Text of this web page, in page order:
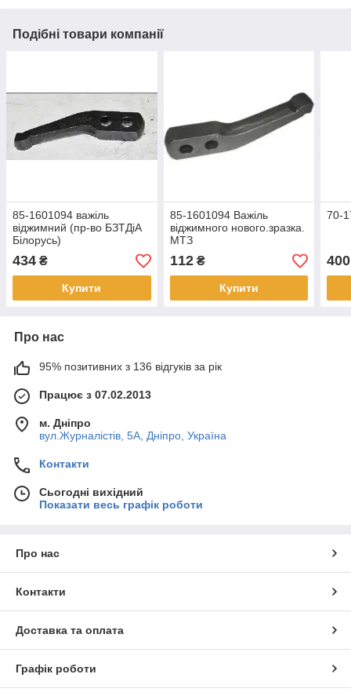
Подібні товари компанії
85-1601094 важіль
віджимний (пр-во БЗТДіА
Білорусь)
434 ₴
Купити
85-1601094 Важіль
віджимного нового.зразка.
МТЗ
112₴
Купити
70-
400
Про нас
95% позитивних з 136 відгуків за рік
Працює з 07.02.2013
м. Дніпро
вул.Журналістів, 5А, Дніпро, Україна
Контакти
Сьогодні вихідний
Показати весь графік роботи
Про нас
Контакти
Доставка та оплата
Графік роботи